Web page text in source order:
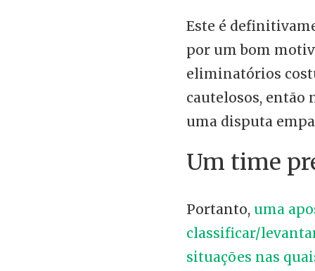
Este é
por um bom
eliminatórios
cautelosos, então
uma disputa
Um time
Portanto, uma
classificar/
situações nas